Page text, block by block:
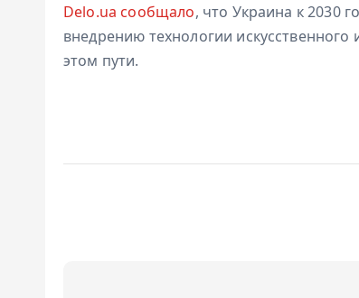
Delo.ua сообщало, что Украина к 2030
внедрению технологии искусственного
этом пути.